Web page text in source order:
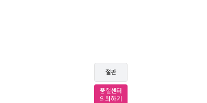
절판
품절센터
의뢰하기